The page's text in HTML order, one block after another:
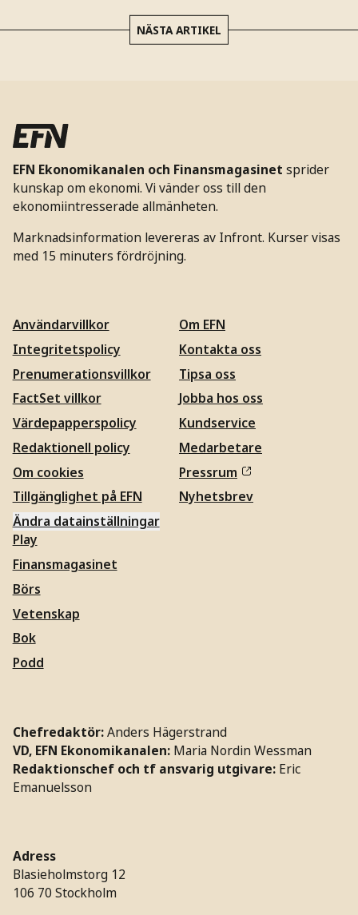
NÄSTA ARTIKEL
EFN Ekonomikanalen och Finansmagasinet sprider
kunskap om ekonomi. Vi vänder oss till den
ekonomiintresserade allmänheten.
Marknadsinformation levereras av Infront. Kurser visas
med 15 minuters fördröjning.
Användarvillkor
Integritetspolicy
Prenumerationsvillkor
FactSet villkor
Värdepapperspolicy
Redaktionell policy
Om cookies
Tillgänglighet på EFN
Ändra datainställningar
Om EFN
Kontakta oss
Tipsa oss
Jobba hos oss
Kundservice
Medarbetare
Pressrum
Nyhetsbrev
Play
Finansmagasinet
Börs
Vetenskap
Bok
Podd
Chefredaktör:Anders Hägerstrand
VD, EFN Ekonomikanalen: Maria Nordin Wessman
Redaktionschef och tf ansvarig utgivare: Eric
Emanuelsson
Adress
Blasieholmstorg 12
106 70 Stockholm